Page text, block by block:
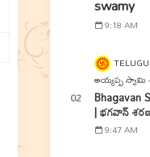
swamy
9:18 AM
అయ్యప్ప స్వామి -
Bhagavan
| భగవాన్
9:47 AM